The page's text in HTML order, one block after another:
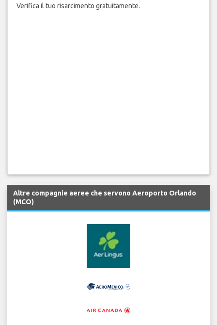
Verifica il tuo risarcimento gratuitamente.
Altre compagnie aeree che servono Aeroporto Orlando
(MCO)